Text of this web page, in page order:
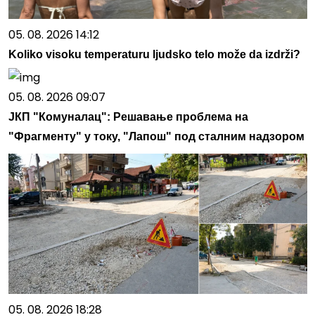
05. 08. 2026 14:12
Koliko visoku temperaturu ljudsko telo može da izdrži?
05. 08. 2026 09:07
ЈКП "Комуналац": Решавање проблема на
"Фрагменту" у току, "Лапош" под сталним надзором
05. 08. 2026 18:28